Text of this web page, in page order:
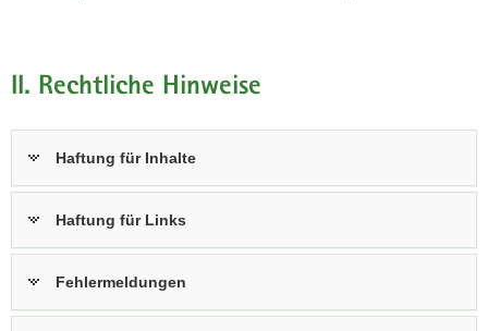
II. Rechtliche Hinweise
Haftung für Inhalte
Haftung für Links
Fehlermeldungen